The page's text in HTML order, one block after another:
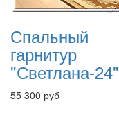
Спальный
гарнитур
"Светлана-24"
55 300 руб